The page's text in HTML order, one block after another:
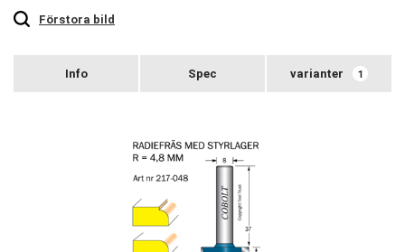
Förstora bild
zoom
varianter 1